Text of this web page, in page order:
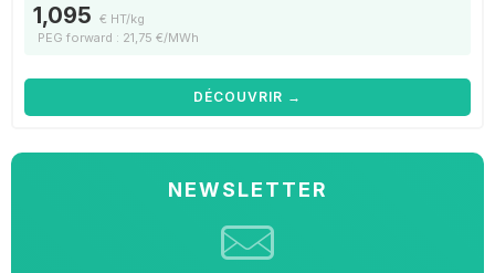
1,095 € HT/kg
PEG forward : 21,75 €/MWh
DÉCOUVRIR →
NEWSLETTER